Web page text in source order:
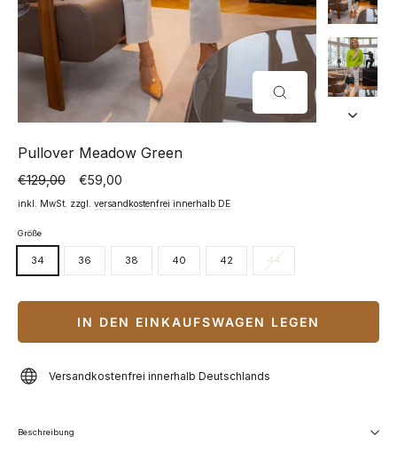
SCHLIESSEN (
ESC)
Pullover Meadow Green
Normaler
Preis
€129,00
Sonderpreis€59,00
inkl. MwSt. zzgl. versandkostenfrei innerhalb DE
Größe
34 36 38 40 42 44
IN DEN EINKAUFSWAGEN LEGEN
Versandkostenfrei innerhalb Deutschlands
Beschreibung